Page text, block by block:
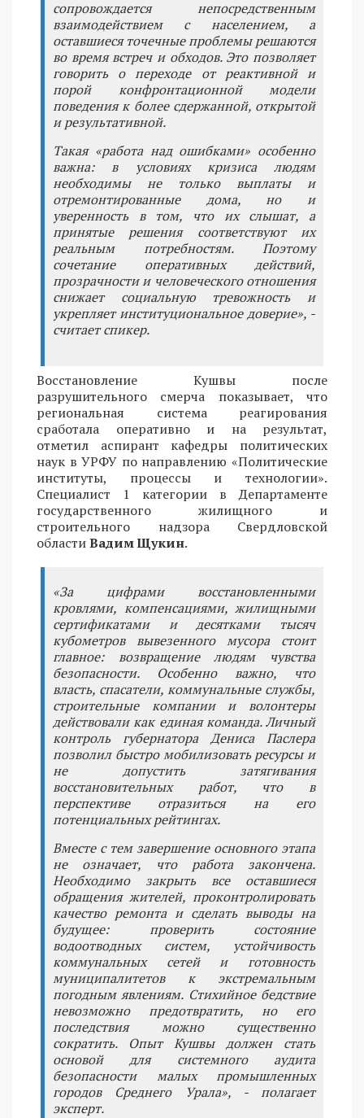
сопровождается непосредственным
взаимодействием с населением, а
оставшиеся точечные проблемы решаются
во время встреч и обходов. Это позволяет
говорить о переходе от реактивной и
порой конфронтационной модели
поведения к более сдержанной, открытой
и результативной.
Такая «работа над ошибками» особенно
важна: в условиях кризиса людям
необходимы не только выплаты и
отремонтированные дома, но и
уверенность в том, что их слышат, а
принятые решения соответствуют их
реальным потребностям. Поэтому
сочетание оперативных действий,
прозрачности и человеческого отношения
снижает социальную тревожность и
укрепляет институциональное доверие», -
считает спикер.
Восстановление Кушвы после
разрушительного смерча показывает, что
региональная система реагирования
сработала оперативно и на результат,
отметил аспирант кафедры политических
наук в УРФУ по направлению «Политические
институты, процессы и технологии».
Специалист 1 категории в Департаменте
государственного жилищного и
строительного надзора Свердловской
областиВадим Щукин.
«За цифрами восстановленными
кровлями, компенсациями, жилищными
сертификатами и десятками тысяч
кубометров вывезенного мусора стоит
главное: возвращение людям чувства
безопасности. Особенно важно, что
власть, спасатели, коммунальные службы,
строительные компании и волонтеры
действовали как единая команда. Личный
контроль губернатора Дениса Паслера
позволил быстро мобилизовать ресурсы и
не допустить затягивания
восстановительных работ, что в
перспективе отразиться на его
потенциальных рейтингах.
Вместе с тем завершение основного этапа
не означает, что работа закончена.
Необходимо закрыть все оставшиеся
обращения жителей, проконтролировать
качество ремонта и сделать выводы на
будущее: проверить состояние
водоотводных систем, устойчивость
коммунальных сетей и готовность
муниципалитетов к экстремальным
погодным явлениям. Стихийное бедствие
невозможно предотвратить, но его
последствия можно существенно
сократить. Опыт Кушвы должен стать
основой для системного аудита
безопасности малых промышленных
городов Среднего Урала», - полагает
эксперт.